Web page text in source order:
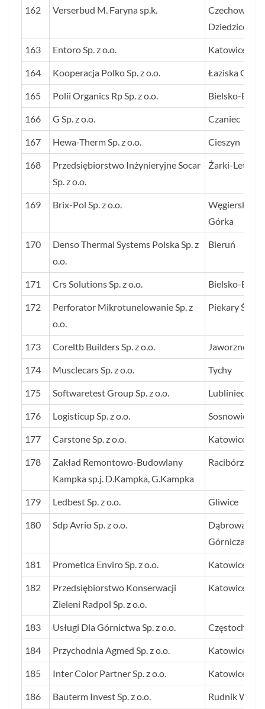
162 Verserbud M. Faryna sp.k.
Czechowice-
Dziedzice
163 Entoro Sp. z o.o. Katowice
164 Kooperacja Polko Sp. z o.o. Łaziska
165 Polii Organics Rp Sp. z o.o. Bielsko-Biała
166 G Sp. z o.o. Czaniec
167 Hewa-Therm Sp. z o.o. Cieszyn
168
Przedsiębiorstwo Inżynieryjne Socar
Sp. z o.o.
Żarki-
169 Brix-Pol Sp. z o.o.
Węgierska
Górka
170
Denso Thermal Systems Polska Sp. z
o.o.
Bieruń
171 Crs Solutions Sp. z o.o. Bielsko-Biała
172
Perforator Mikrotunelowanie Sp. z
o.o.
Piekary
173 Coreltb Builders Sp. z o.o. Jaworzno
174 Musclecars Sp. z o.o. Tychy
175 Softwaretest Group Sp. z o.o. Lubliniec
176 Logisticup Sp. z o.o. Sosnowiec
177 Carstone Sp. z o.o. Katowice
178
Zakład Remontowo-Budowlany
Kampka sp.j. D.Kampka, G.Kampka
Racibórz
179 Ledbest Sp. z o.o. Gliwice
180 Sdp Avrio Sp. z o.o.
Dąbrowa
Górnicza
181 Prometica Enviro Sp. z o.o. Katowice
182
Przedsiębiorstwo Konserwacji
Zieleni Radpol Sp. z o.o.
Katowice
183 Usługi Dla Górnictwa Sp. z o.o. Częstochowa
184 Przychodnia Agmed Sp. z o.o. Katowice
185 Inter Color Partner Sp. z o.o. Katowice
186 Bauterm Invest Sp. z o.o. Rudnik Wielki